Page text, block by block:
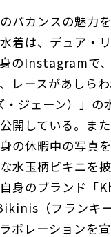
バカンスの魅力
着は、デュア・
のInstagramで
レースがあしら
ジェーン）」の
開している。ま
の休暇中の写真
水玉柄ビキニを
身のブランド「
（フランキー
ボレーションを